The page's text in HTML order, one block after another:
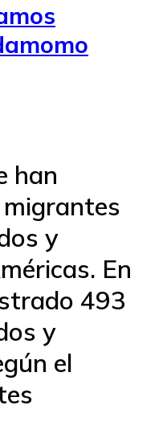
han
y
En
493
y
el